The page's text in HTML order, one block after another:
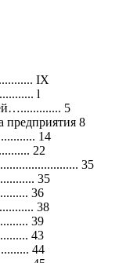
IX
l
5
предприятия 8
14
22
35
35
36
38
39
43
44